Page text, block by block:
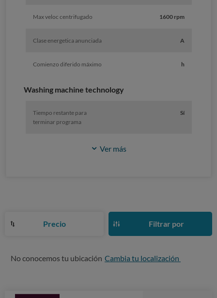
Max veloc centrifugado 1600 rpm
Clase energetica anunciada A
Comienzo diferido máximo h
Washing machine technology
Tiempo restante para
terminar programa
Sí
Ver más
Precio Filtrar por
No conocemos tu ubicación Cambia tu localización